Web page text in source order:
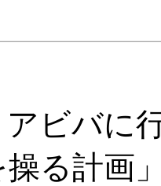
アビバに
る計画